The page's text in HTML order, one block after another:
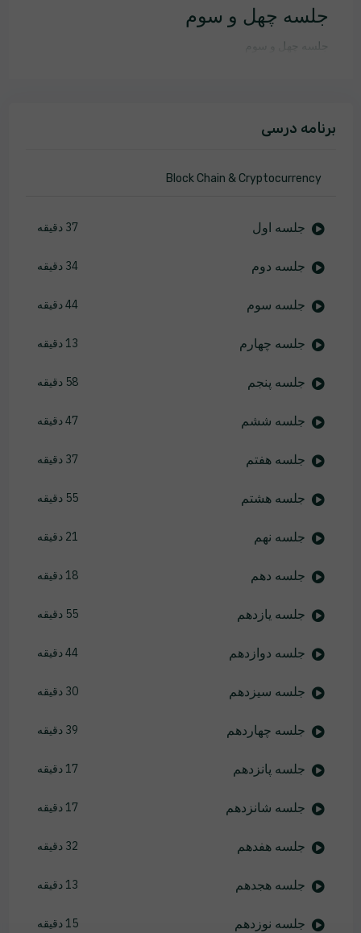
جلسه چهل و سوم
برنامه درسی
Block Chain & Cryptocurrency
جلسه اول 37 دقیقه
جلسه دوم 34 دقیقه
جلسه سوم 44 دقیقه
جلسه چهارم 13 دقیقه
جلسه پنجم 58 دقیقه
جلسه ششم 47 دقیقه
جلسه هفتم 37 دقیقه
جلسه هشتم 55 دقیقه
جلسه نهم 21 دقیقه
جلسه دهم 18 دقیقه
جلسه یازدهم 55 دقیقه
جلسه دوازدهم 44 دقیقه
جلسه سیزدهم 30 دقیقه
جلسه چهاردهم 39 دقیقه
جلسه پانزدهم 17 دقیقه
جلسه شانزدهم 17 دقیقه
جلسه هفدهم 32 دقیقه
جلسه هجدهم 13 دقیقه
جلسه نوزدهم 15 دقیقه